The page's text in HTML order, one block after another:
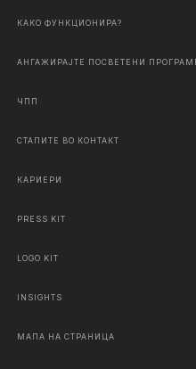
КАКО ФУНКЦИОНИРА?
АНГАЖИРАЈТЕ ПОСВЕТЕНИ
ЧПП
СТАПИТЕ ВО КОНТАКТ
КАРИЕРИ
PRESS KIT
LOGO KIT
INSIGHTS
МАПА НА СТРАНИЦА